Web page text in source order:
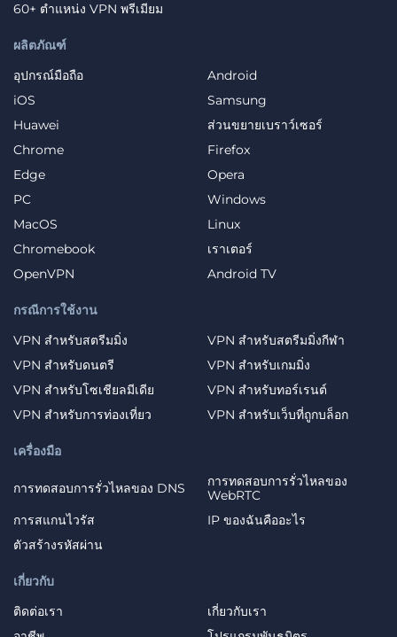
ผลิตภัณฑ์
อุปกรณ์มือถือ
Android
iOS
Samsung
Huawei
ส่วนขยายเบราว์เซอร์
Chrome
Firefox
Edge
Opera
PC
Windows
MacOS
Linux
Chromebook
เราเตอร์
OpenVPN
Android TV
กรณีการใช้งาน
VPN สำหรับสตรีมมิ่ง
VPN สำหรับสตรีมมิ่งกีฬา
VPN สำหรับดนตรี
VPN สำหรับเกมมิ่ง
VPN สำหรับโซเชียลมีเดีย
VPN สำหรับทอร์เรนต์
VPN สำหรับการท่องเที่ยว
VPN สำหรับเว็บที่ถูกบล็อก
เกี่ยวกับ
ติดต่อเรา
เกี่ยวกับเรา
60+ ตำแหน่ง VPN พรีเมียม
เครื่องมือ
การทดสอบการรั่วไหลของ DNS
การทดสอบการรั่วไหลของ
WebRTC
การสแกนไวรัส
IP ของฉันคืออะไร
ตัวสร้างรหัสผ่าน